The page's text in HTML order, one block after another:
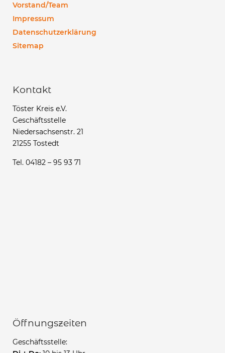
Vorstand/Team
Impressum
Datenschutzerklärung
Sitemap
Kontakt
Töster Kreis e.V.
Geschäftsstelle
Niedersachsenstr. 21
21255 Tostedt
Tel. 04182 – 95 93 71
Öffnungszeiten
Geschäftsstelle: